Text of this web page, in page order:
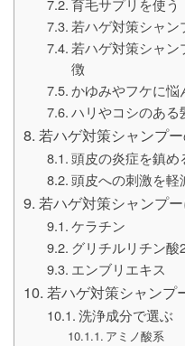
育毛サプリを使う
若ハゲ対策シャン
若ハゲ対策シャ
徴
かゆみやフケに悩
ハリやコシのある
若ハゲ対策シャンプ
頭皮の炎症を鎮め
頭皮への刺激を軽
若ハゲ対策シャンプ
ケラチン
グリチルリチン酸
エンブリエキス
若ハゲ対策シャンプ
洗浄成分で選ぶ
アミノ酸系